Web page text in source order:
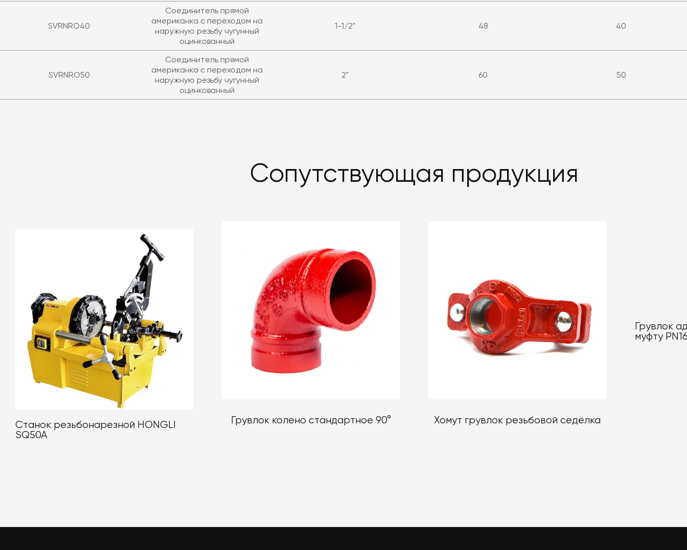
SVRNRO40
Соединитель прямой
американка с переходом на
наружную резьбу чугунный
оцинкованный
1-1/2" 48 40
SVRNRO50
Соединитель прямой
американка с переходом на
наружную резьбу чугунный
оцинкованный
2" 60 50
Сопутствующая продукция
Станок резьбонарезной HONGLI
SQ50A
Грувлок колено стандартное 90° Хомут грувлок резьбовой седёлка
Грувлок
муфту